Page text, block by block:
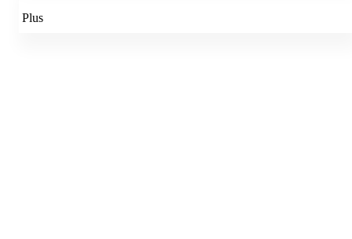
Plus